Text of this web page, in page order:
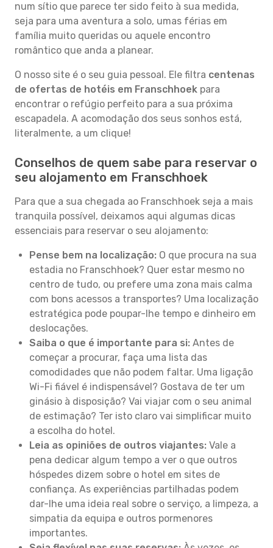
num sítio que parece ter sido feito à sua medida,
seja para uma aventura a solo, umas férias em
família muito queridas ou aquele encontro
romântico que anda a planear.
O nosso site é o seu guia pessoal. Ele filtra centenas
de ofertas de hotéis em Franschhoek para
encontrar o refúgio perfeito para a sua próxima
escapadela. A acomodação dos seus sonhos está,
literalmente, a um clique!
Conselhos de quem sabe para reservar o
seu alojamento em Franschhoek
Para que a sua chegada ao Franschhoek seja a mais
tranquila possível, deixamos aqui algumas dicas
essenciais para reservar o seu alojamento:
Pense bem na localização: O que procura na sua
estadia no Franschhoek? Quer estar mesmo no
centro de tudo, ou prefere uma zona mais calma
com bons acessos a transportes? Uma localização
estratégica pode poupar-lhe tempo e dinheiro em
deslocações.
Saiba o que é importante para si: Antes de
começar a procurar, faça uma lista das
comodidades que não podem faltar. Uma ligação
Wi-Fi fiável é indispensável? Gostava de ter um
ginásio à disposição? Vai viajar com o seu animal
de estimação? Ter isto claro vai simplificar muito
a escolha do hotel.
Leia as opiniões de outros viajantes: Vale a
pena dedicar algum tempo a ver o que outros
hóspedes dizem sobre o hotel em sites de
confiança. As experiências partilhadas podem
dar-lhe uma ideia real sobre o serviço, a limpeza, a
simpatia da equipa e outros pormenores
importantes.